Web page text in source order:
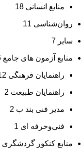
منابع انسانی 18
روان‌شناسی 11
سایر 7
منابع آزمون های جامع
راهنمایان فرهنگی
راهنمایان طبیعت 2
مدیر فنی بند ب 2
فنی‌وحرفه‌ ای 1
منابع کنکور گردشگری